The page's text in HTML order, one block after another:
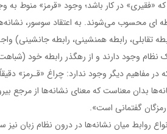
«فقیری» در کار باشد؛ وجود «قرمز» منوط به
ای محسوب می‌شوند. به اعتقاد سوسور، نشانه‌ها
تقابلی، رابطه همنشینی، رابطه
وجود دارند و از رهگذر رابطه خود
مفاهیم دیگر وجود ندارد: چراغ «قـرمز»
بدان معناست که معنای نشانه‌ها از مرجع
گفتمانی است».